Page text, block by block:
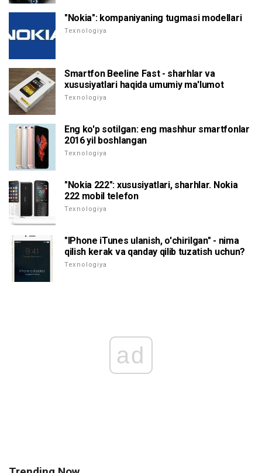
"Nokia": kompaniyaning tugmasi modellari
Texnologiya
Smartfon Beeline Fast - sharhlar va
xususiyatlari haqida umumiy ma'lumot
Texnologiya
Eng ko'p sotilgan: eng mashhur smartfonlar
2016 yil boshlangan
Texnologiya
"Nokia 222": xususiyatlari, sharhlar. Nokia
222 mobil telefon
Texnologiya
"IPhone iTunes ulanish, o'chirilgan" - nima
qilish kerak va qanday qilib tuzatish uchun?
Texnologiya
ad